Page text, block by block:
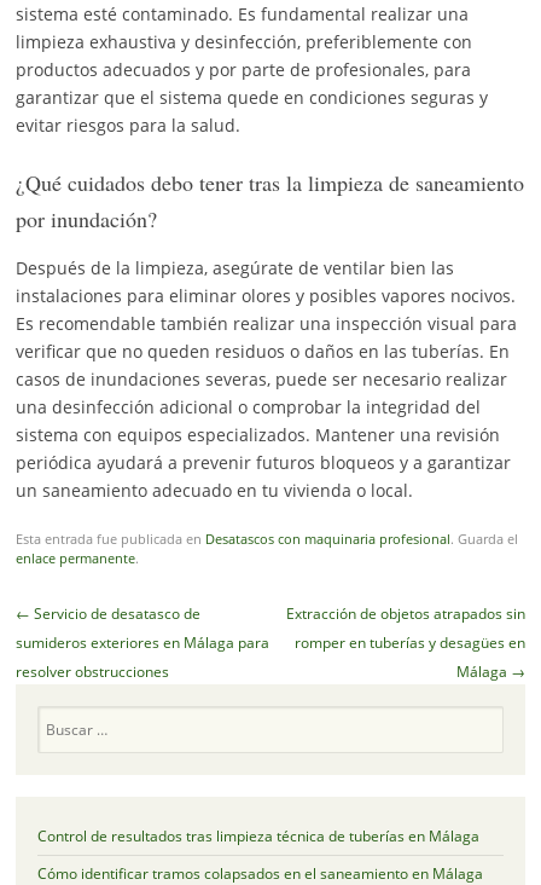
sistema esté contaminado. Es fundamental realizar una
limpieza exhaustiva y desinfección, preferiblemente con
productos adecuados y por parte de profesionales, para
garantizar que el sistema quede en condiciones seguras y
evitar riesgos para la salud.
¿Qué cuidados debo tener tras la limpieza de saneamiento
por inundación?
Después de la limpieza, asegúrate de ventilar bien las
instalaciones para eliminar olores y posibles vapores nocivos.
Es recomendable también realizar una inspección visual para
verificar que no queden residuos o daños en las tuberías. En
casos de inundaciones severas, puede ser necesario realizar
una desinfección adicional o comprobar la integridad del
sistema con equipos especializados. Mantener una revisión
periódica ayudará a prevenir futuros bloqueos y a garantizar
un saneamiento adecuado en tu vivienda o local.
Esta entrada fue publicada en Desatascos con maquinaria profesional. Guarda el
enlace permanente.
Navegador
de
artículos
← Servicio de desatasco de
sumideros exteriores en Málaga para
resolver obstrucciones
Extracción de objetos atrapados sin
romper en tuberías y desagües en
Málaga →
Control de resultados tras limpieza técnica de tuberías en Málaga
Cómo identificar tramos colapsados en el saneamiento en Málaga